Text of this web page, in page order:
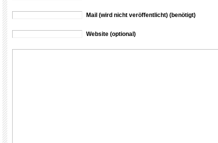
Mail (wird nicht veröffentlicht) (benötigt)
Website (optional)